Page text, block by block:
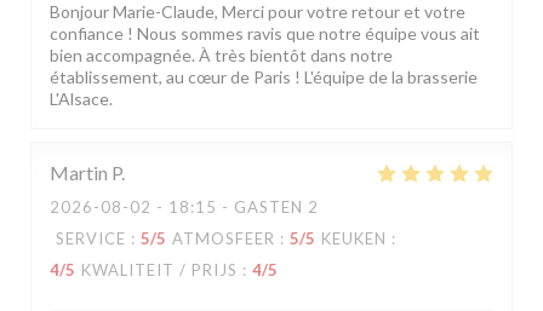
Bonjour Marie-Claude, Merci pour votre retour et votre
confiance ! Nous sommes ravis que notre équipe vous ait
bien accompagnée. À très bientôt dans notre
établissement, au cœur de Paris ! L'équipe de la brasserie
L'Alsace.
Martin P
2026-08-02 - 18:15 - GASTEN 2
SERVICE : 5/5 ATMOSFEER : 5/5 KEUKEN :
4/5 KWALITEIT / PRIJS : 4/5